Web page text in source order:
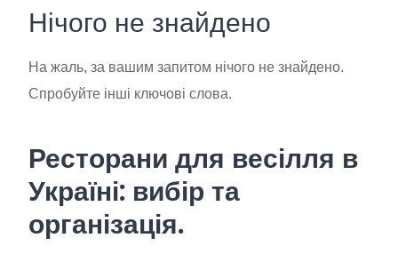
Нічого не знайдено
На жаль, за вашим запитом нічого не знайдено.
Спробуйте інші ключові слова.
Ресторани для весілля в
Україні: вибір та
організація.